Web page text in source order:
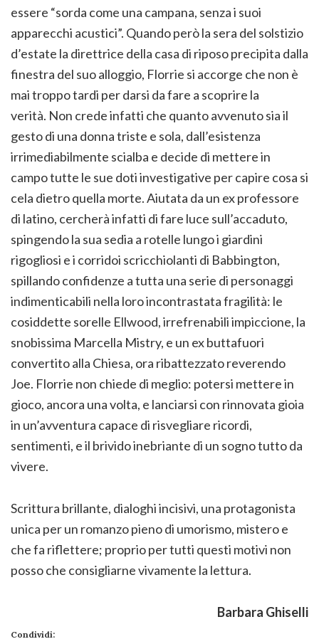
essere “sorda come una campana, senza i suoi
apparecchi acustici”. Quando però la sera del solstizio
d’estate la direttrice della casa di riposo precipita dalla
finestra del suo alloggio, Florrie si accorge che non è
mai troppo tardi per darsi da fare a scoprire la
verità. Non crede infatti che quanto avvenuto sia il
gesto di una donna triste e sola, dall’esistenza
irrimediabilmente scialba e decide di mettere in
campo tutte le sue doti investigative per capire cosa si
cela dietro quella morte. Aiutata da un ex professore
di latino, cercherà infatti di fare luce sull’accaduto,
spingendo la sua sedia a rotelle lungo i giardini
rigogliosi e i corridoi scricchiolanti di Babbington,
spillando confidenze a tutta una serie di personaggi
indimenticabili nella loro incontrastata fragilità: le
cosiddette sorelle Ellwood, irrefrenabili impiccione, la
snobissima Marcella Mistry, e un ex buttafuori
convertito alla Chiesa, ora ribattezzato reverendo
Joe. Florrie non chiede di meglio: potersi mettere in
gioco, ancora una volta, e lanciarsi con rinnovata gioia
in un’avventura capace di risvegliare ricordi,
sentimenti, e il brivido inebriante di un sogno tutto da
vivere.
Scrittura brillante, dialoghi incisivi, una protagonista
unica per un romanzo pieno di umorismo, mistero e
che fa riflettere; proprio per tutti questi motivi non
posso che consigliarne vivamente la lettura.
Barbara Ghiselli
Condividi: